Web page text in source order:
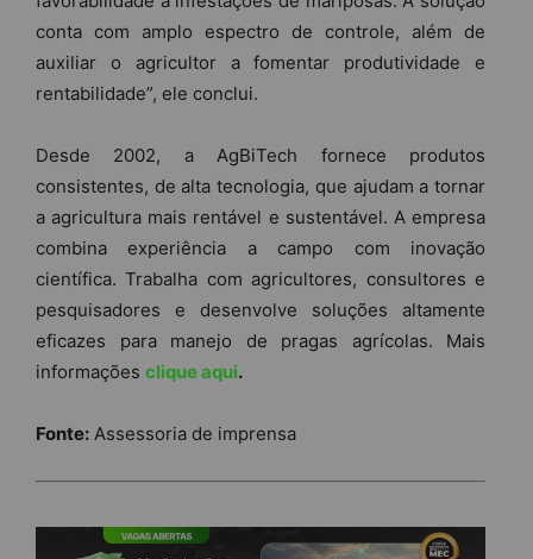
conta com amplo espectro de controle, além de
auxiliar o agricultor a fomentar produtividade e
rentabilidade”, ele conclui.
Desde 2002, a AgBiTech fornece produtos
consistentes, de alta tecnologia, que ajudam a tornar
a agricultura mais rentável e sustentável. A empresa
combina experiência a campo com inovação
científica. Trabalha com agricultores, consultores e
pesquisadores e desenvolve soluções altamente
eficazes para manejo de pragas agrícolas. Mais
informações clique aqui.
Fonte: Assessoria de imprensa